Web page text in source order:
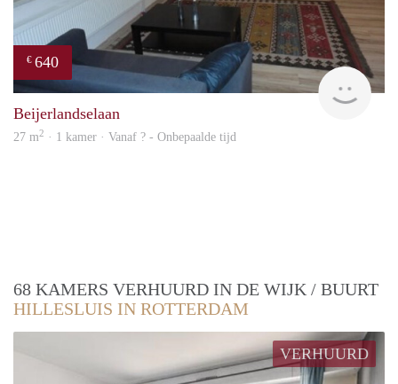
€ 640
Beijerlandselaan
27 m2 · 1 kamer · Vanaf ? - Onbepaalde tijd
68 KAMERS VERHUURD IN DE WIJK / BUURT
HILLESLUIS IN ROTTERDAM
VERHUURD